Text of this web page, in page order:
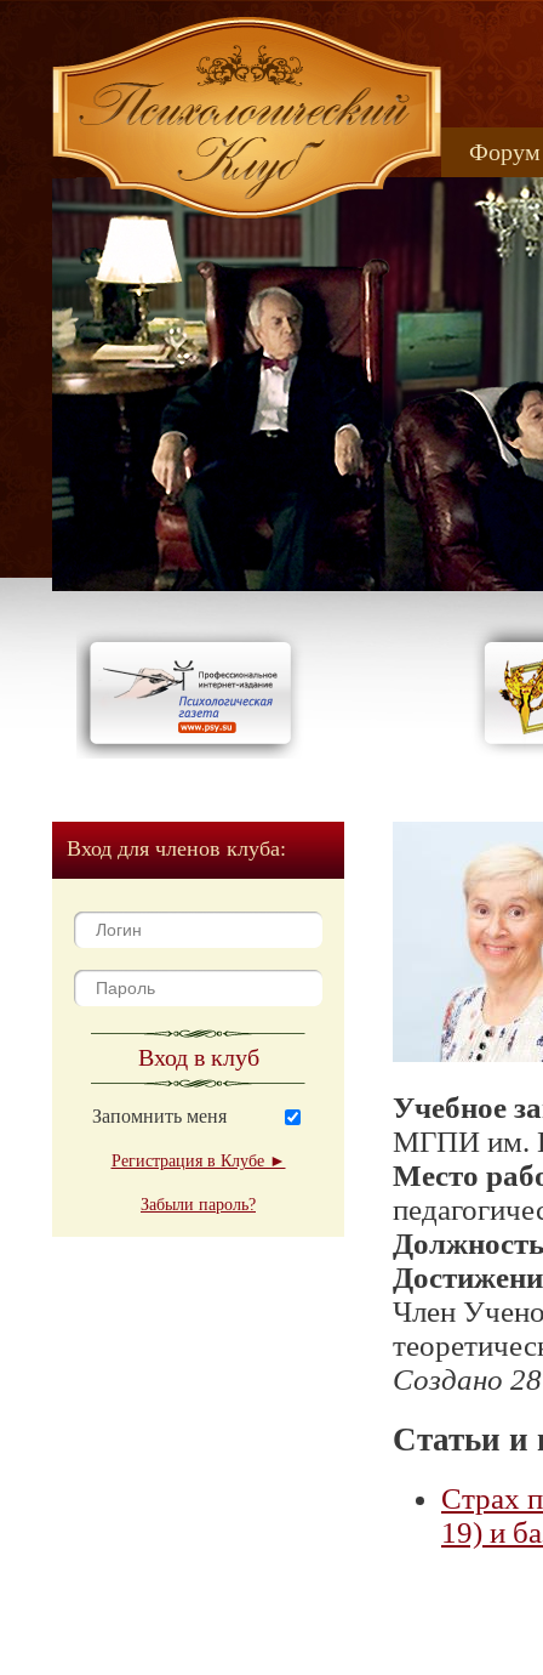
Форум
Вход для членов клуба:
Вход в клуб
Запомнить меня
Регистрация в Клубе ►
Забыли пароль?
Учебное
МГПИ им.
Место
Член
Создано
Статьи и
Страх
19) и